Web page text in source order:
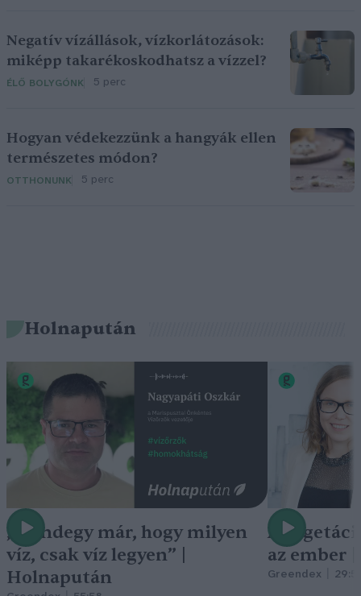
Negatív vízállások, vízkorlátozások:
miképp takarékoskodhatsz a vízzel?
ÉLŐ BOLYGÓNK 5 perc
Hogyan védekezzünk a hangyák ellen
természetes módon?
OTTHONUNK 5 perc
Holnapután
„Mindegy már, hogy milyen
víz, csak víz legyen” |
Holnapután
A
az ember
Greendex